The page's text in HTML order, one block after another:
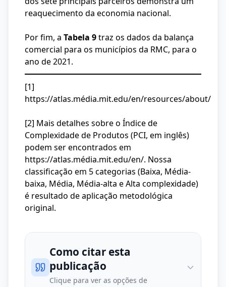
reaquecimento da economia nacional.
Por fim, a Tabela 9traz os dados da balança
comercial para os municípios da RMC, para o
ano de 2021.
[1]
https://atlas.média.mit.edu/en/resources/about/
[2] Mais detalhes sobre o Índice de
Complexidade de Produtos (PCI, em inglês)
podem ser encontrados em
https://atlas.média.mit.edu/en/. Nossa
classificação em 5 categorias (Baixa, Média-
baixa, Média, Média-alta e Alta complexidade)
é resultado de aplicação metodológica
original.
Como citar esta
publicação
Clique para ver as opções de